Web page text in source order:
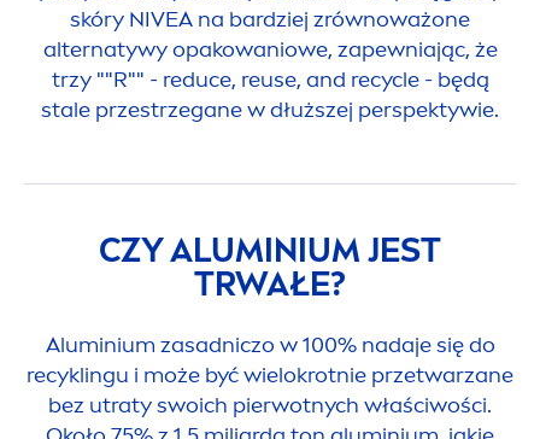
skóry NIVEA na bardziej zrównoważone
alternatywy opakowaniowe, zapewniając, że
trzy ""R"" - reduce, reuse, and recycle - będą
stale przestrzegane w dłuższej perspektywie.
CZY ALUMINIUM JEST
TRWAŁE?
Aluminium zasadniczo w 100% nadaje się do
recyklingu i może być wielokrotnie przetwarzane
bez utraty swoich pierwotnych właściwości.